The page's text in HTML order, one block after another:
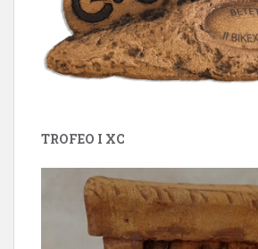
TROFEO I XC